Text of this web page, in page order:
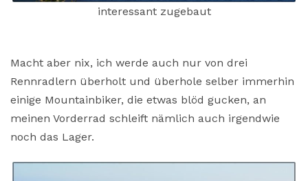
interessant zugebaut
Macht aber nix, ich werde auch nur von drei
Rennradlern überholt und überhole selber immerhin
einige Mountainbiker, die etwas blöd gucken, an
meinen Vorderrad schleift nämlich auch irgendwie
noch das Lager.